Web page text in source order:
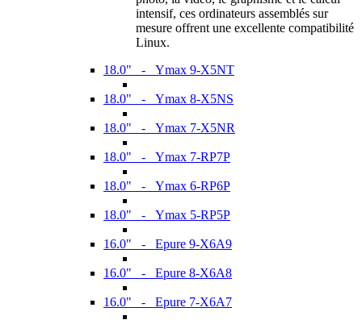
intensif, ces ordinateurs assemblés sur
mesure offrent une excellente compatibilité
Linux.
18.0" - Ymax 9-X5NT
18.0" - Ymax 8-X5NS
18.0" - Ymax 7-X5NR
18.0" - Ymax 7-RP7P
18.0" - Ymax 6-RP6P
18.0" - Ymax 5-RP5P
16.0" - Epure 9-X6A9
16.0" - Epure 8-X6A8
16.0" - Epure 7-X6A7